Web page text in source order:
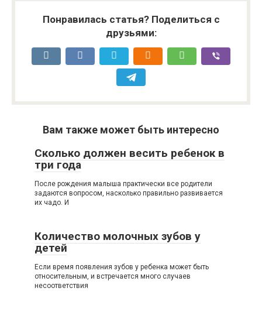
Понравилась статья? Поделиться с
друзьями:
Вам также может быть интересно
Сколько должен весить ребенок в
три года
После рождения малыша практически все родители
задаются вопросом, насколько правильно развивается
их чадо. И
Количество молочных зубов у
детей
Если время появления зубов у ребенка может быть
относительным, и встречается много случаев
несоответствия